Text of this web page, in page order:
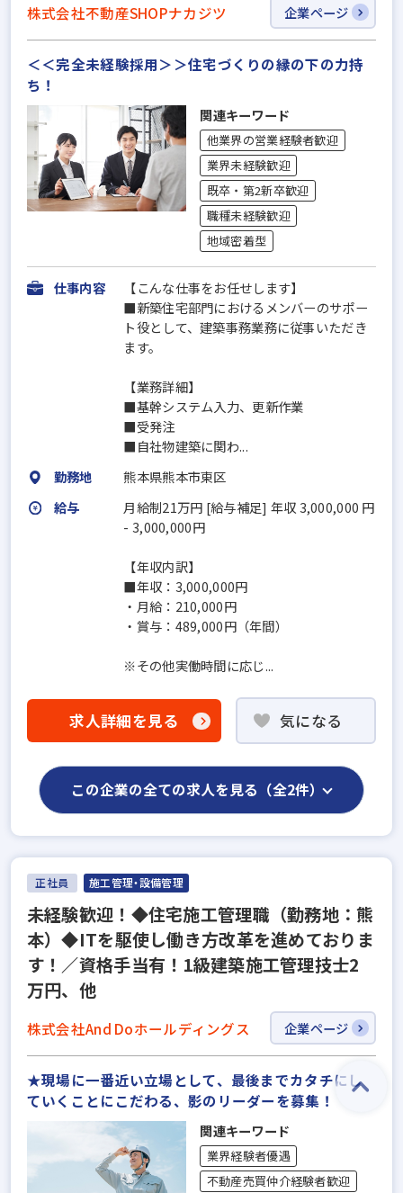
株式会社不動産SHOPナカジツ 企業ページ
＜＜完全未経験採用＞＞住宅づくりの縁の下の力持
ち！
関連キーワード
他業界の営業経験者歓迎
業界未経験歓迎
既卒・第2新卒歓迎
職種未経験歓迎
地域密着型
仕事内容
【こんな仕事をお任せします】
■新築住宅部門におけるメンバーのサポー
ト役として、建築事務業務に従事いただき
ます。
【業務詳細】
■基幹システム入力、更新作業
■受発注
■自社物建築に関わ...
勤務地
熊本県熊本市東区
給与
月給制21万円 [給与補足] 年収 3,000,000 円
- 3,000,000円
【年収内訳】
■年収：3,000,000円
・月給：210,000円
・賞与：489,000円（年間）
※その他実働時間に応じ...
求人詳細を見る 気になる
この企業の全ての求人を見る（全2件）
正社員 施工管理・設備管理
未経験歓迎！◆住宅施工管理職（勤務地：熊
本）◆ITを駆使し働き方改革を進めておりま
す！／資格手当有！1級建築施工管理技士2
万円、他
株式会社And Doホールディングス 企業ページ
★現場に一番近い立場として、最後までカタチにし
ていくことにこだわる、影のリーダーを募集！
関連キーワード
業界経験者優遇
不動産売買仲介経験者歓迎